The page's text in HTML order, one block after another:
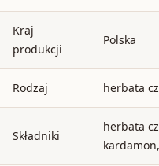
Kraj
produkcji
Polska
Rodzaj herbata
Składniki
herbata